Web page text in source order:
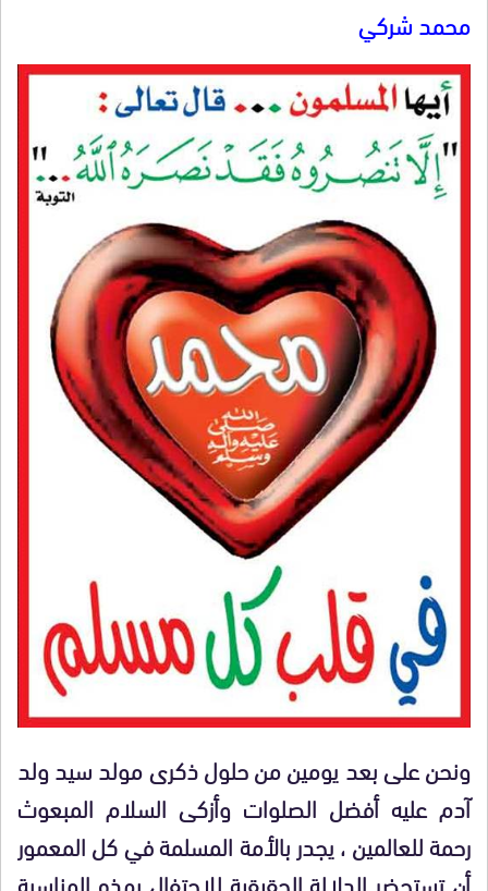
محمد شركي
ونحن على بعد يومين من حلول ذكرى مولد سيد ولد
آدم عليه أفضل الصلوات وأزكى السلام المبعوث
رحمة للعالمين ، يجدر بالأمة المسلمة في كل المعمور